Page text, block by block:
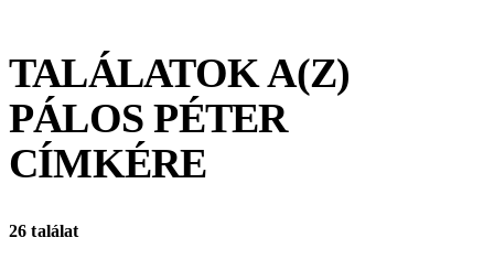
TALÁLATOK A(Z)
PÁLOS PÉTER
CÍMKÉRE
26 találat